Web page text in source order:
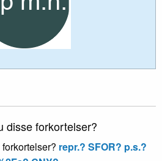
disse forkortelser?
repr.? SFOR? p.s.?